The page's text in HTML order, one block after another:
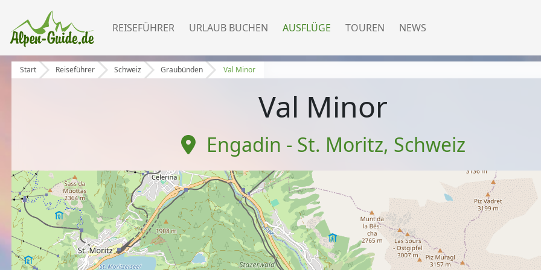
REISEFÜHRER URLAUB BUCHEN AUSFLÜGE TOUREN NEWS
Start Reiseführer Schweiz Graubünden Val Minor
Val Minor
Engadin - St. Moritz, Schweiz